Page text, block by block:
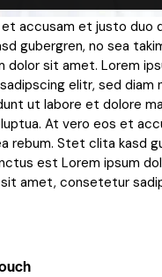
accusam et justo duo
gubergren, no sea
dolor sit amet. Lorem
elitr, sed diam
ut labore et dolore
At vero eos et
rebum. Stet clita kasd
est Lorem ipsum
amet, consetetur